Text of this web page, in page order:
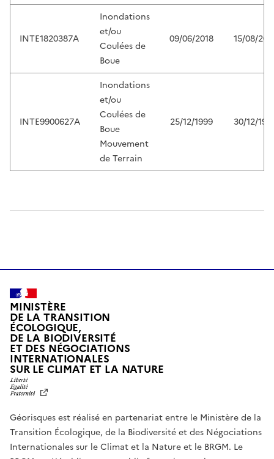
INTE1820387A
Inondations
et/ou
Coulées de
Boue
09/06/2018 15/08/
INTE9900627A
Inondations
et/ou
Coulées de
Boue
Mouvement
de Terrain
25/12/1999 30/12/
MINISTÈRE
DE LA TRANSITION
ÉCOLOGIQUE,
DE LA BIODIVERSITÉ
ET DES NÉGOCIATIONS
INTERNATIONALES
SUR LE CLIMAT ET LA NATUREL
T
É
,
É
Géorisques est réalisé en partenariat entre le Ministère de la
Transition Écologique, de la Biodiversité et des Négociations
Internationales sur le Climat et la Nature et le BRGM. Le